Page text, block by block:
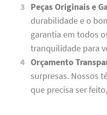
Peças Originais e
durabilidade e o
garantia em todos
tranquilidade para
Orçamento
surpresas. Nossos
que precisa ser